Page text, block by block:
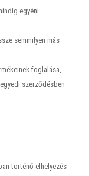
egyéni
semmilyen más
foglalása,
szerződésben
történő elhelyezés